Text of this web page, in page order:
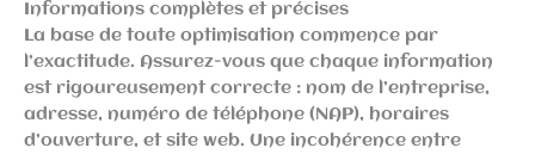
Informations complètes et précises
La base de toute optimisation commence par
l’exactitude. Assurez-vous que chaque information
est rigoureusement correcte : nom de l’entreprise,
adresse, numéro de téléphone (NAP), horaires
d’ouverture, et site web. Une incohérence entre